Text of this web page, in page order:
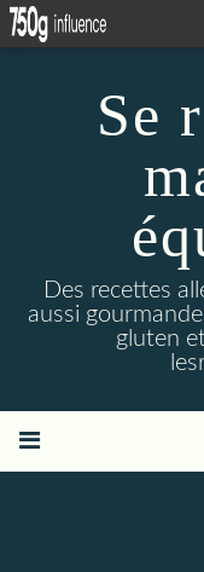
Se
Des recettes
aussi
gluten